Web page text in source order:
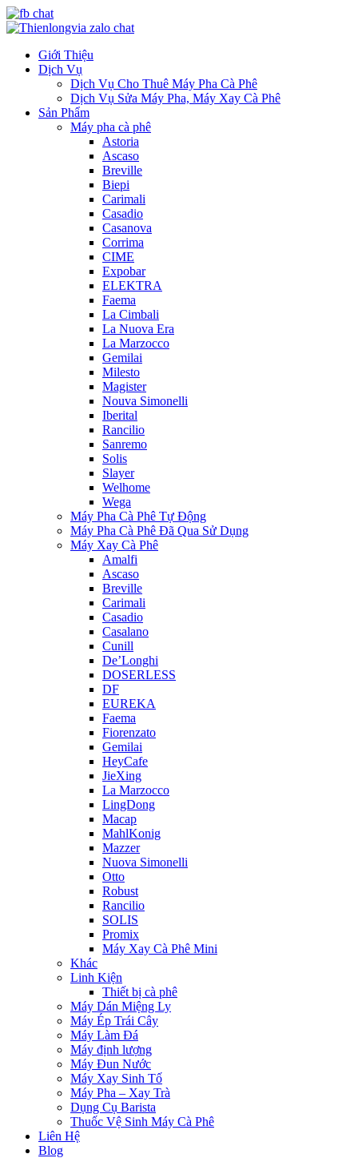
Giới Thiệu
Dịch Vụ
Dịch Vụ Cho Thuê Máy Pha Cà Phê
Dịch Vụ Sửa Máy Pha, Máy Xay Cà Phê
Sản Phẩm
Máy pha cà phê
Astoria
Ascaso
Breville
Biepi
Carimali
Casadio
Casanova
Corrima
CIME
Expobar
ELEKTRA
Faema
La Cimbali
La Nuova Era
La Marzocco
Gemilai
Milesto
Magister
Nouva Simonelli
Iberital
Rancilio
Sanremo
Solis
Slayer
Welhome
Wega
Máy Pha Cà Phê Tự Động
Máy Pha Cà Phê Đã Qua Sử Dụng
Máy Xay Cà Phê
Amalfi
Ascaso
Breville
Carimali
Casadio
Casalano
Cunill
De’Longhi
DOSERLESS
DF
EUREKA
Faema
Fiorenzato
Gemilai
HeyCafe
JieXing
La Marzocco
LingDong
Macap
MahlKonig
Mazzer
Nuova Simonelli
Otto
Robust
Rancilio
SOLIS
Promix
Máy Xay Cà Phê Mini
Khác
Linh Kiện
Thiết bị cà phê
Máy Dán Miệng Ly
Máy Ép Trái Cây
Máy Làm Đá
Máy định lượng
Máy Đun Nước
Máy Xay Sinh Tố
Máy Pha – Xay Trà
Dụng Cụ Barista
Thuốc Vệ Sinh Máy Cà Phê
Liên Hệ
Blog